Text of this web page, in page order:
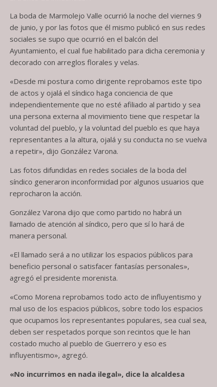
La boda de Marmolejo Valle ocurrió la noche del viernes 9
de junio, y por las fotos que él mismo publicó en sus redes
sociales se supo que ocurrió en el balcón del
Ayuntamiento, el cual fue habilitado para dicha ceremonia y
decorado con arreglos florales y velas.
«Desde mi postura como dirigente reprobamos este tipo
de actos y ojalá el síndico haga conciencia de que
independientemente que no esté afiliado al partido y sea
una persona externa al movimiento tiene que respetar la
voluntad del pueblo, y la voluntad del pueblo es que haya
representantes a la altura, ojalá y su conducta no se vuelva
a repetir», dijo González Varona.
Las fotos difundidas en redes sociales de la boda del
síndico generaron inconformidad por algunos usuarios que
reprocharon la acción.
González Varona dijo que como partido no habrá un
llamado de atención al síndico, pero que sí lo hará de
manera personal.
«El llamado será a no utilizar los espacios públicos para
beneficio personal o satisfacer fantasías personales»,
agregó el presidente morenista.
«Como Morena reprobamos todo acto de influyentismo y
mal uso de los espacios públicos, sobre todo los espacios
que ocupamos los representantes populares, sea cual sea,
deben ser respetados porque son recintos que le han
costado mucho al pueblo de Guerrero y eso es
influyentismo», agregó.
«No incurrimos en nada ilegal», dice la alcaldesa